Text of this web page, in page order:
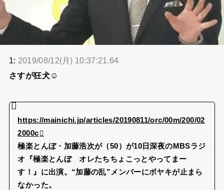
1: 2019/08/12(月) 10:37:21.64
さすが狂犬☺
https://mainichi.jp/articles/20190811/orc/00m/200/02
2000c
極楽とんぼ・加藤浩次が（50）が10日深夜のMBSラジ
オ『極楽とんぼ オレたちちょこっとやってまー
す！』に出演。“加藤の乱”メンバーにボヤキが止まら
なかった。